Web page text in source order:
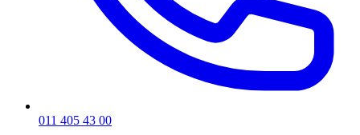
011 405 43 00